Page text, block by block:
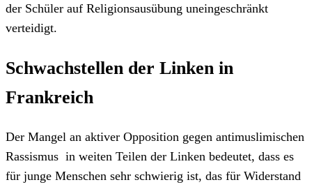
der Schüler auf Religionsausübung uneingeschränkt
verteidigt.
Schwachstellen der Linken in
Frankreich
Der Mangel an aktiver Opposition gegen antimuslimischen
Rassismus in weiten Teilen der Linken bedeutet, dass es
für junge Menschen sehr schwierig ist, das für Widerstand